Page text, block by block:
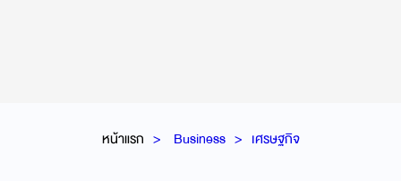
หน้าแรก Business เศรษฐกิจ